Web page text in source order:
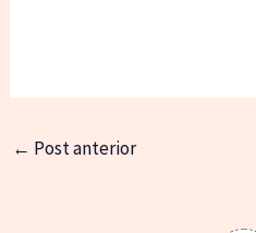
← Post anterior